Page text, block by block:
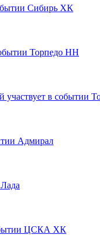
Сибирь ХК
Торпедо НН
Адмирал
Лада
ЦСКА ХК